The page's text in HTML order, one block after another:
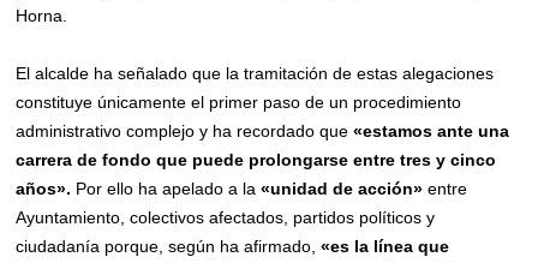
Horna.
El alcalde ha señalado que la tramitación de estas alegaciones
constituye únicamente el primer paso de un procedimiento
administrativo complejo y ha recordado que «estamos ante una
carrera de fondo que puede prolongarse entre tres y cinco
años». Por ello ha apelado a la«unidad de acción» entre
Ayuntamiento, colectivos afectados, partidos políticos y
ciudadanía porque, según ha afirmado,«es la línea que